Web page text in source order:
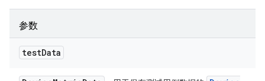
参数
testData